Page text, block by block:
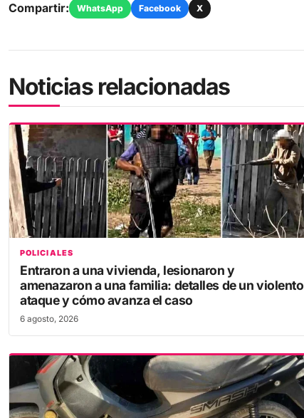
Compartir: WhatsApp Facebook X
Noticias relacionadas
POLICIALES
Entraron a una vivienda, lesionaron y
amenazaron a una familia: detalles de un violento
ataque y cómo avanza el caso
6 agosto, 2026